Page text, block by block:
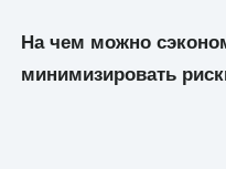
На чем можно
минимизировать